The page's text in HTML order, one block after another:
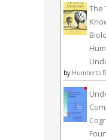
The
by Humberto